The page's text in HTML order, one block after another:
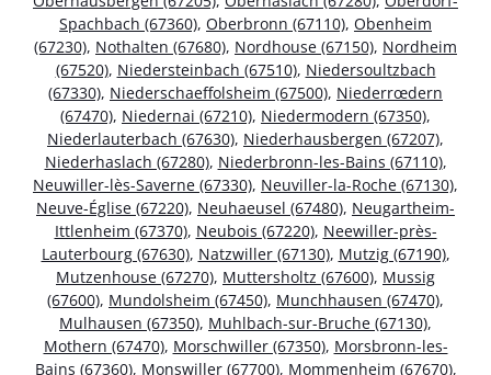
Spachbach (67360), Oberbronn (67110), Obenheim
(67230), Nothalten (67680), Nordhouse (67150), Nordheim
(67520), Niedersteinbach (67510), Niedersoultzbach
(67330), Niederschaeffolsheim (67500), Niederrœdern
(67470), Niedernai (67210), Niedermodern (67350),
Niederlauterbach (67630), Niederhausbergen (67207),
Niederhaslach (67280), Niederbronn-les-Bains (67110),
Neuwiller-lès-Saverne (67330), Neuviller-la-Roche (67130),
Neuve-Église (67220), Neuhaeusel (67480), Neugartheim-
Ittlenheim (67370), Neubois (67220), Neewiller-près-
Lauterbourg (67630), Natzwiller (67130), Mutzig (67190),
Mutzenhouse (67270), Muttersholtz (67600), Mussig
(67600), Mundolsheim (67450), Munchhausen (67470),
Mulhausen (67350), Muhlbach-sur-Bruche (67130),
Mothern (67470), Morschwiller (67350), Morsbronn-les-
Bains (67360), Monswiller (67700), Mommenheim (67670),